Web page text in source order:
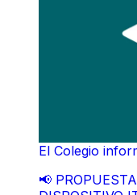
El Colegio
📢